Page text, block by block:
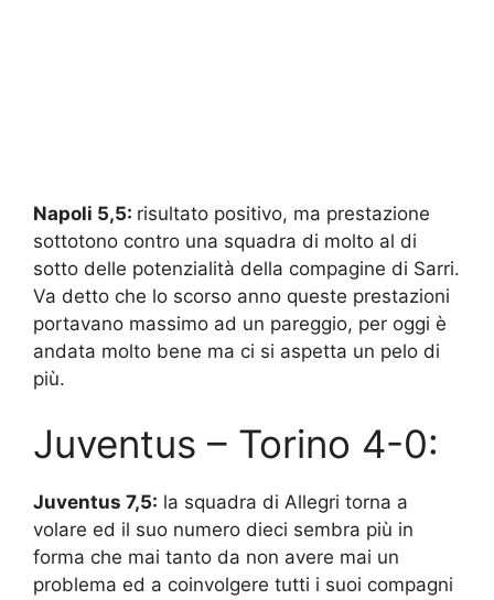
Napoli 5,5: risultato positivo, ma prestazione
sottotono contro una squadra di molto al di
sotto delle potenzialità della compagine di Sarri.
Va detto che lo scorso anno queste prestazioni
portavano massimo ad un pareggio, per oggi è
andata molto bene ma ci si aspetta un pelo di
più.
Juventus – Torino 4-0:
Juventus 7,5: la squadra di Allegri torna a
volare ed il suo numero dieci sembra più in
forma che mai tanto da non avere mai un
problema ed a coinvolgere tutti i suoi compagni